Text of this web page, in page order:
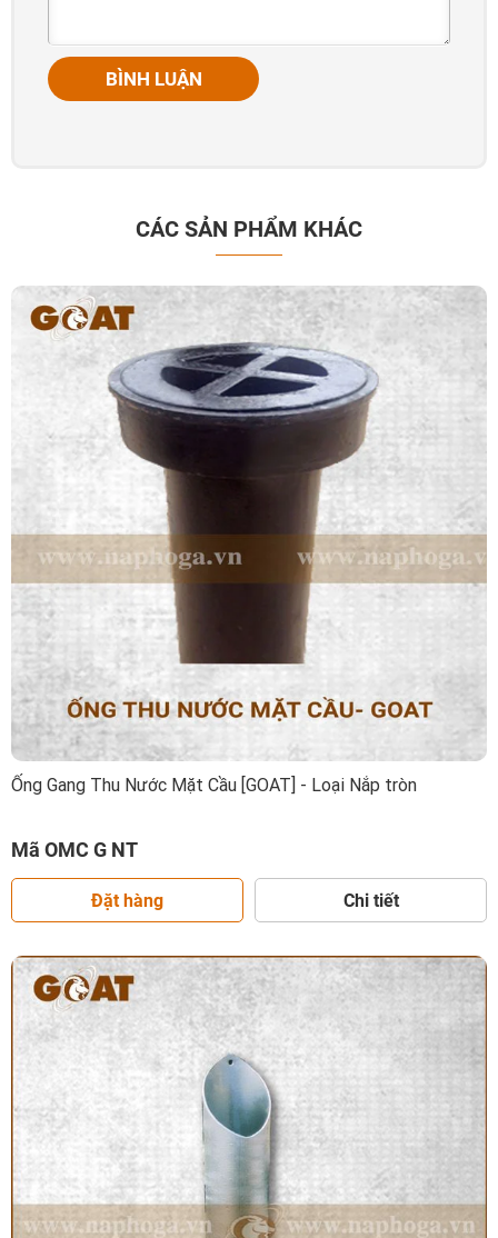
BÌNH LUẬN
CÁC SẢN PHẨM KHÁC
Ống Gang Thu Nước Mặt Cầu [GOAT] - Loại Nắp tròn
Mã OMC G NT
Đặt hàng Chi tiết